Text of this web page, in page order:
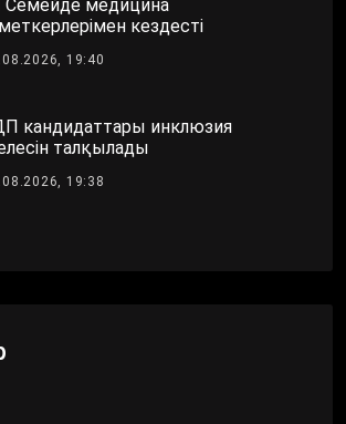
Семейде медицина
кездесті
19:40
кандидаттары инклюзия
талқылады
19:38